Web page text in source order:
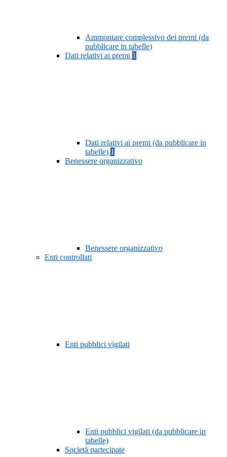
Ammontare complessivo dei premi (da
pubblicare in tabelle)
Dati relativi ai premi 1
Dati relativi ai premi (da pubblicare in
tabelle) 1
Benessere organizzativo
Benessere organizzativo
Enti controllati
Enti pubblici vigilati
Enti pubblici vigilati (da pubblicare in
tabelle)
Società partecipate